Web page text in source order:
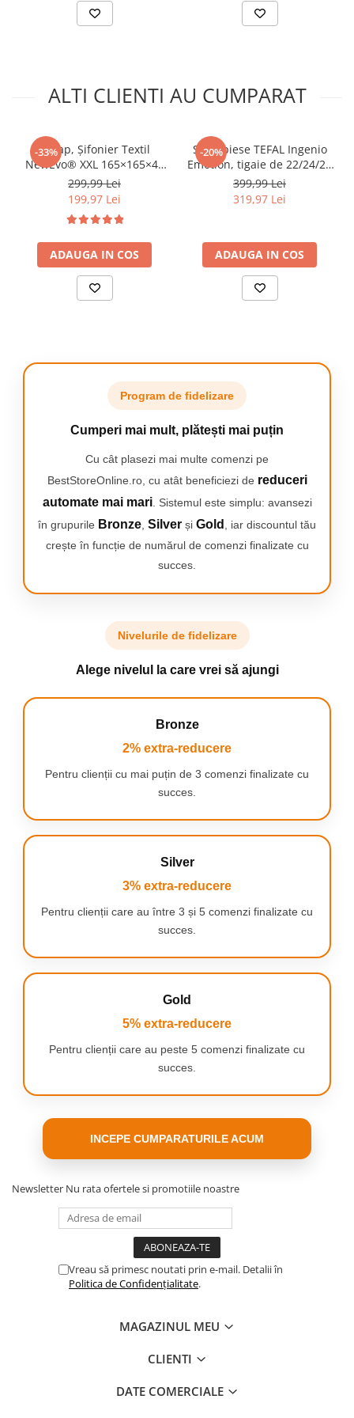
Culoare: Negru mat
Cap: 35 mm, înlocuibil
Gaură de montare: 35 mm
UȘOR DE UTILIZAT ÎN FIECARE ZI
Utilizarea bateriei NewEvo® este o plăcere pură.
Gura flexibilă permite spălarea convenabilă în orice
direcție, iar designul pivotant funcționează bine
atât în ​​chiuvetele cu una, cât și cu două cuve.
Maneta cu funcție dublă vă permite să schimbați
jet blând la unul mai intens. Aeratorul vă ajută să
utilizați mai puțină apă fără a sacrifica confortul.
ECONOMISEȘTE APA – AI GRIJĂ DE
MEDIUL ÎNCONJURĂTOR ȘI DE
PORTOFELUL TĂU
Aeratorul integrat garantează facturi mai mici și un
respect sporit asupra mediului. Reduce consumul
de apă cu până la 50%, menținând în același timp o
presiune optimă. Este o soluție perfectă pentru
familiile și persoanele care doresc să combine
funcționalitatea cu ecologia. Bateria dovedește că
economiile.
ALTI CLIENTI AU CUMPARAT
-33%
Dulap, Șifonier Textil
NewEvo® XXL 165×165×42
cm, Garderobă Pliabilă cu
Cadru Metalic Ranforsat, 2
Bare pentru Umerașe,
Multiple Rafturi, Husă cu
Fermoare Duble, Material
Respirabil, Gri
299,99 Lei
199,97 Lei
ADAUGA IN COS
-20%
Set 4 piese TEFAL Ingenio
Emotion, tigaie de 22/24/28
cm, maner detasabil, invelis
antiaderent, Thermo-Signal,
inductie, argintiu
399,99 Lei
319,97 Lei
ADAUGA IN COS
Program de fidelizare
Cumperi mai mult, plătești mai puțin
Cu cât plasezi mai multe comenzi pe
BestStoreOnline.ro, cu atât beneficiezi de reduceri
automate mai mari. Sistemul este simplu: avansezi
în grupurile Bronze Silver și Gold
, iar discountul tău
crește în funcție de numărul de comenzi finalizate cu
succes.
Nivelurile de fidelizare
Alege nivelul la care vrei să ajungi
Bronze
2% extra-reducere
Pentru clienții cu mai puțin de 3 comenzi finalizate cu
succes.
Silver
3% extra-reducere
Pentru clienții care au între 3 și 5 comenzi finalizate cu
succes.
Gold
5% extra-reducere
Pentru clienții care au peste 5 comenzi finalizate cu
succes.
INCEPE CUMPARATURILE ACUM
Newsletter Nu rata ofertele si promotiile noastre
Vreau să primesc noutati prin e-mail. Detalii în
Politica de Confidențialitate.
MAGAZINUL MEU
CLIENTI
DATE COMERCIALE